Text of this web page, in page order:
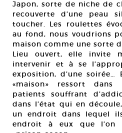
Japon, sorte de niche de
recouverte d’une peau
toucher. Les roulettes
au fond, nous voudrions
maison comme une sorte
Lieu ouvert, elle invite
intervenir et à se
exposition, d’une
«maison» ressort dans
patients souffrant
dans l’état qui en
un endroit dans lequel
endroit à eux que l’on